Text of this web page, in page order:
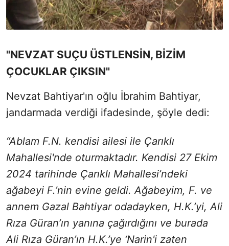
"NEVZAT SUÇU ÜSTLENSİN, BİZİM
ÇOCUKLAR ÇIKSIN"
Nevzat Bahtiyar'ın oğlu İbrahim Bahtiyar,
jandarmada verdiği ifadesinde, şöyle dedi:
“Ablam F.N. kendisi ailesi ile Çarıklı
Mahallesi'nde oturmaktadır. Kendisi 27 Ekim
2024 tarihinde Çarıklı Mahallesi’ndeki
ağabeyi F.’nin evine geldi. Ağabeyim, F. ve
annem Gazal Bahtiyar odadayken, H.K.’yi, Ali
Rıza Güran’ın yanına çağırdığını ve burada
Ali Rıza Güran’ın H.K.’ye ‘Narin'i zaten